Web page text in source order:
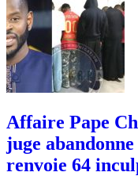
Affaire Pape
juge
renvoie 64